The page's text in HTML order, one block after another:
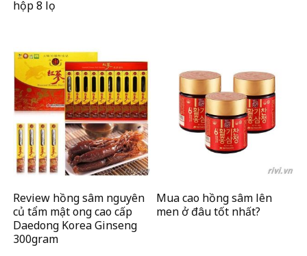
hộp 8 lọ
Review hồng sâm nguyên
củ tẩm mật ong cao cấp
Daedong Korea Ginseng
300gram
Mua cao hồng sâm lên
men ở đâu tốt nhất?